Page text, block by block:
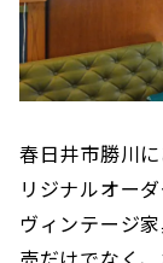
春日井市勝川
リジナルオー
ヴィンテージ